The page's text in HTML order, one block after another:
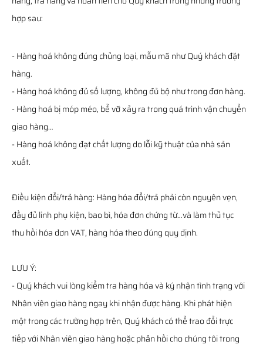
hợp sau:
- Hàng hoá không đúng chủng loại, mẫu mã như Quý khách đặt
hàng.
- Hàng hoá không đủ số lượng, không đủ bộ như trong đơn hàng.
- Hàng hoá bị móp méo, bể vỡ xảy ra trong quá trình vận chuyển
giao hàng…
- Hàng hoá không đạt chất lượng do lỗi kỹ thuật của nhà sản
xuất.
Điều kiện đổi/trả hàng: Hàng hóa đổi/trả phải còn nguyên vẹn,
đầy đủ linh phụ kiện, bao bì, hóa đơn chứng từ…và làm thủ tục
thu hồi hóa đơn VAT, hàng hóa theo đúng quy định.
LƯU Ý:
- Quý khách vui lòng kiểm tra hàng hóa và ký nhận tình trạng với
Nhân viên giao hàng ngay khi nhận được hàng. Khi phát hiện
một trong các trường hợp trên, Quý khách có thể trao đổi trực
tiếp với Nhân viên giao hàng hoặc phản hồi cho chúng tôi trong